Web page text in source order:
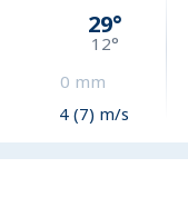
29°
12°
0 mm
4 (7) m/s